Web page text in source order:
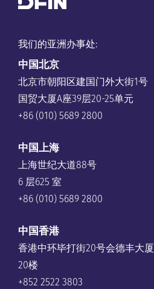
我们的亚洲办事处:
中国北京
北京市朝阳区建国门外大街1号
国贸大厦A座39层20-25单元
+86 (010) 5689 2800
中国上海
上海世纪大道88号
6 层625 室
+86 (010) 5689 2800
中国香港
香港中环毕打街20号会德丰大厦
20楼
+852 2522 3803